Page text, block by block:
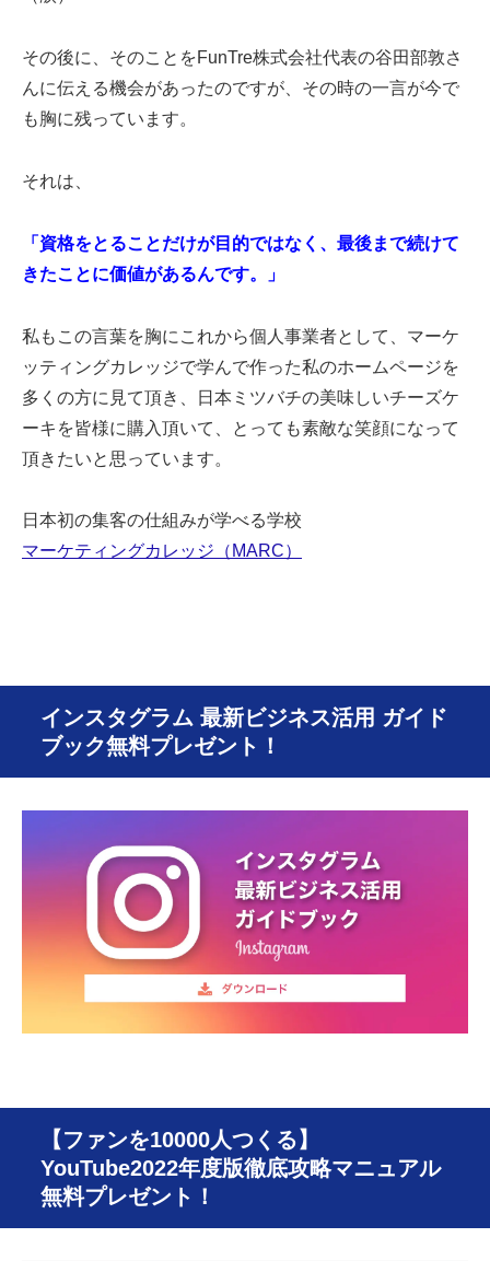
その後に、そのことをFunTre株式会社代表の谷田部敦さ
んに伝える機会があったのですが、その時の一言が今で
も胸に残っています。
それは、
「資格をとることだけが目的ではなく、最後まで続けて
きたことに価値があるんです。」
私もこの言葉を胸にこれから個人事業者として、マーケ
ッティングカレッジで学んで作った私のホームページを
多くの方に見て頂き、日本ミツバチの美味しいチーズケ
ーキを皆様に購入頂いて、とっても素敵な笑顔になって
頂きたいと思っています。
日本初の集客の仕組みが学べる学校
マーケティングカレッジ（MARC）
インスタグラム 最新ビジネス活用 ガイド
ブック無料プレゼント！
【ファンを10000人つくる】
YouTube2022年度版徹底攻略マニュアル
無料プレゼント！